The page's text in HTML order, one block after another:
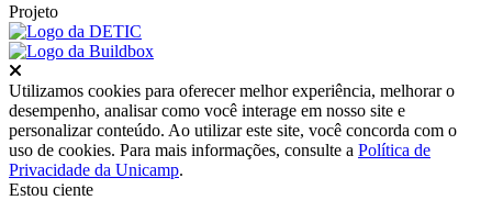
Projeto
Utilizamos cookies para oferecer melhor experiência, melhorar o
desempenho, analisar como você interage em nosso site e
personalizar conteúdo. Ao utilizar este site, você concorda com o
uso de cookies. Para mais informações, consulte a Política de
Privacidade da Unicamp.
Estou ciente